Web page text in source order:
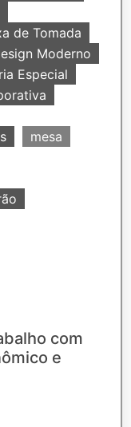
de Tomada
Moderno
Especial
mesa
com
e